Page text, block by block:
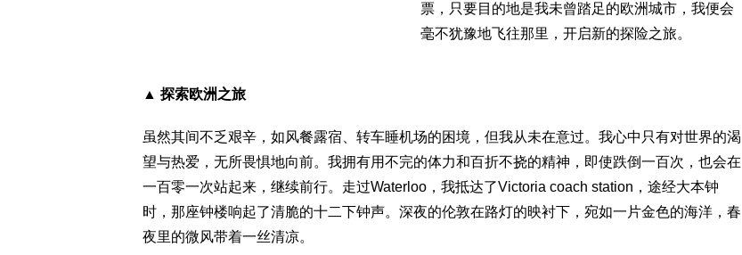
票，只要目的地是我未曾踏足的欧洲城市，我便会
毫不犹豫地飞往那里，开启新的探险之旅。
▲ 探索欧洲之旅
虽然其间不乏艰辛，如风餐露宿、转车睡机场的困境，但我从未在意过。我心中只有对世界的渴
望与热爱，无所畏惧地向前。我拥有用不完的体力和百折不挠的精神，即使跌倒一百次，也会在
一百零一次站起来，继续前行。走过Waterloo，我抵达了Victoria coach station，途经大本钟
时，那座钟楼响起了清脆的十二下钟声。深夜的伦敦在路灯的映衬下，宛如一片金色的海洋，春
夜里的微风带着一丝清凉。